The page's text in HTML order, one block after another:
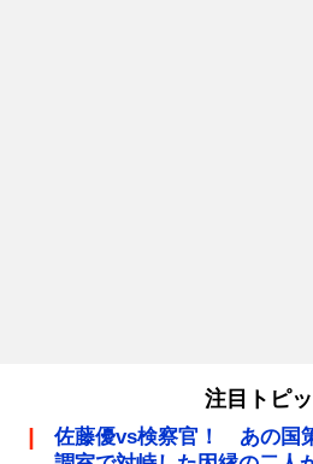
注目トピ
佐藤優vs検察官！ あの国